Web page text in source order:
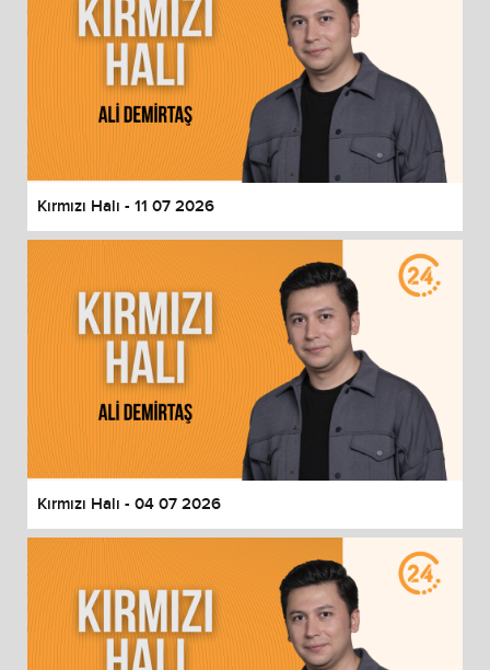
Kırmızı Halı - 11 07 2026
Kırmızı Halı - 04 07 2026